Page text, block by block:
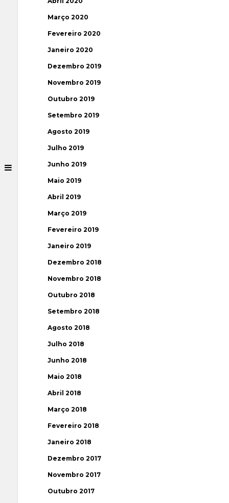
Março 2020
Fevereiro 2020
Janeiro 2020
Dezembro 2019
Novembro 2019
Outubro 2019
Setembro 2019
Agosto 2019
Julho 2019
Junho 2019
Maio 2019
Abril 2019
Março 2019
Fevereiro 2019
Janeiro 2019
Dezembro 2018
Novembro 2018
Outubro 2018
Setembro 2018
Agosto 2018
Julho 2018
Junho 2018
Maio 2018
Abril 2018
Março 2018
Fevereiro 2018
Janeiro 2018
Dezembro 2017
Novembro 2017
Outubro 2017